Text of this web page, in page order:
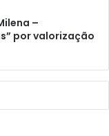
–
por valorização